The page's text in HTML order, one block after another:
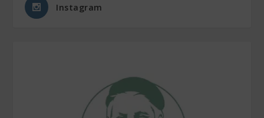
Instagram